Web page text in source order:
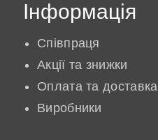
Інформація
Співпраця
Акції та знижки
Оплата та доставка
Виробники